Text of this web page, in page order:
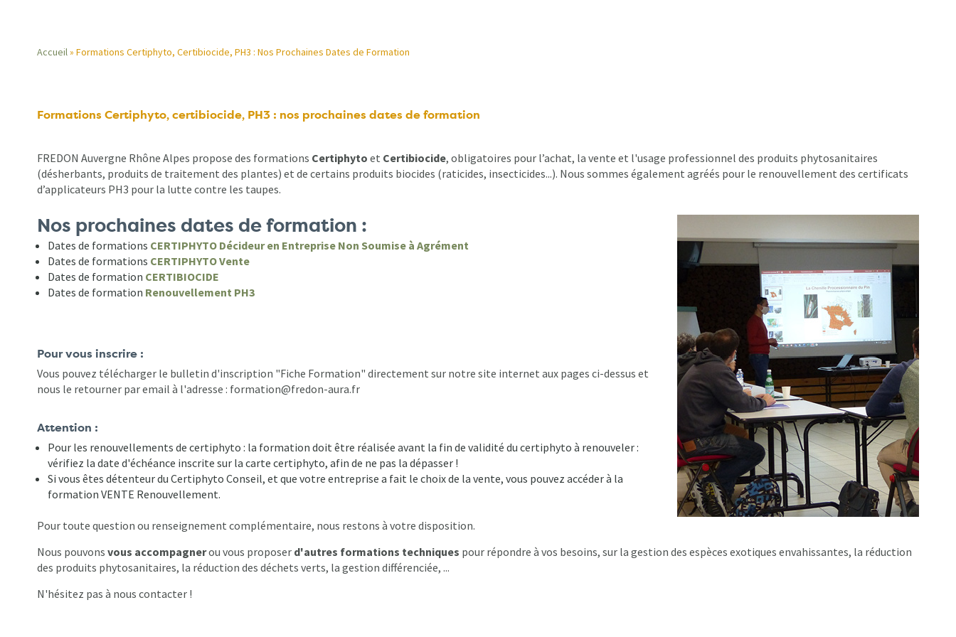
d'Ariane
Accueil Formations Certiphyto, Certibiocide, PH3 : Nos Prochaines Dates de Formation
Formations Certiphyto, certibiocide, PH3 : nos prochaines dates de formation
FREDON Auvergne Rhône Alpes propose des formations Certiphyto et Certibiocide, obligatoires pour l’achat, la vente et l'usage professionnel des produits phytosanitaires
(désherbants, produits de traitement des plantes) et de certains produits biocides (raticides, insecticides...). Nous sommes également agréés pour le renouvellement des certificats
d’applicateurs PH3 pour la lutte contre les taupes.
Nos prochaines dates de formation :
Dates de formations CERTIPHYTO Décideur en Entreprise Non Soumise à Agrément
Dates de formations CERTIPHYTO Vente
Dates de formation CERTIBIOCIDE
Dates de formation Renouvellement PH3
Pour vous inscrire :
Vous pouvez télécharger le bulletin d'inscription "Fiche Formation" directement sur notre site internet aux pages ci-dessus et
nous le retourner par email à l'adresse : formation@fredon-aura.fr
Attention :
Pour les renouvellements de certiphyto : la formation doit être réalisée avant la fin de validité du certiphyto à renouveler :
vérifiez la date d'échéance inscrite sur la carte certiphyto, afin de ne pas la dépasser !
Si vous êtes détenteur du Certiphyto Conseil, et que votre entreprise a fait le choix de la vente, vous pouvez accéder à la
formation VENTE Renouvellement.
Pour toute question ou renseignement complémentaire, nous restons à votre disposition.
Nous pouvons vous accompagnerou vous proposer d'autres formations techniques pour répondre à vos besoins, sur la gestion des espèces exotiques envahissantes, la réduction
des produits phytosanitaires, la réduction des déchets verts, la gestion différenciée, ...
N'hésitez pas à nous contacter !